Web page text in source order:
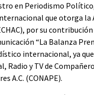
en Periodismo
que otorga la
por su
“La Balanza
internacional, ya
Radio y TV de
A.C. (CONAPE).